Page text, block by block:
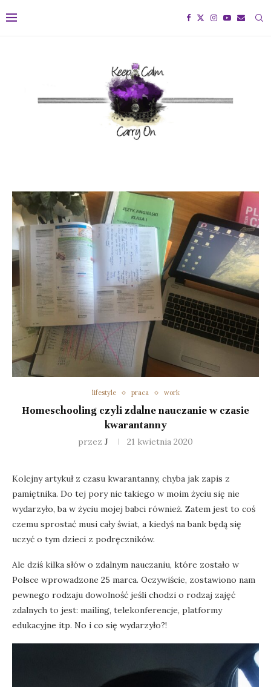
lifestyle praca work
Homeschooling czyli zdalne nauczanie w czasie
kwarantanny
przez J 21 kwietnia 2020
Kolejny artykuł z czasu kwarantanny, chyba jak zapis z
pamiętnika. Do tej pory nic takiego w moim życiu się nie
wydarzyło, ba w życiu mojej babci również. Zatem jest to coś
czemu sprostać musi cały świat, a kiedyś na bank będą się
uczyć o tym dzieci z podręczników.
Ale dziś kilka słów o zdalnym nauczaniu, które zostało w
Polsce wprowadzone 25 marca. Oczywiście, zostawiono nam
pewnego rodzaju dowolność jeśli chodzi o rodzaj zajęć
zdalnych to jest: mailing, telekonferencje, platformy
edukacyjne itp. No i co się wydarzyło?!